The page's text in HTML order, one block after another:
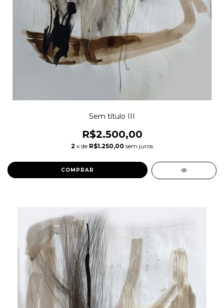
Sem título III
R$2.500,00
2 x de R$1.250,00 sem juros